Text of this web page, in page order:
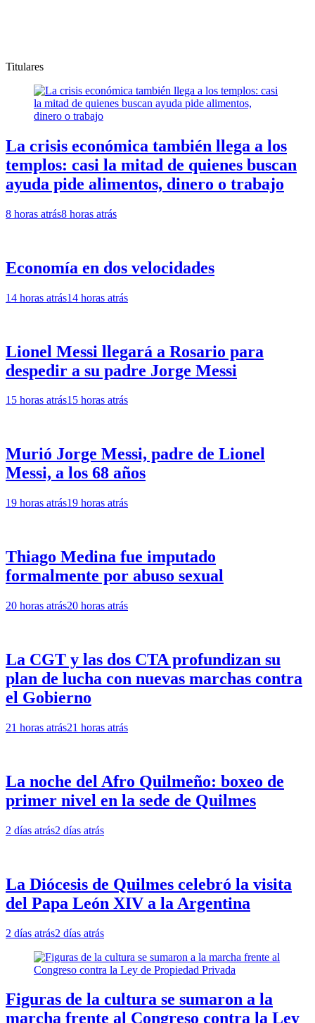
Titulares
La crisis económica también llega a los
templos: casi la mitad de quienes buscan
ayuda pide alimentos, dinero o trabajo
8 horas atrás8 horas atrás
Economía en dos velocidades
14 horas atrás14 horas atrás
Lionel Messi llegará a Rosario para
despedir a su padre Jorge Messi
15 horas atrás15 horas atrás
Murió Jorge Messi, padre de Lionel
Messi, a los 68 años
19 horas atrás19 horas atrás
Thiago Medina fue imputado
formalmente por abuso sexual
20 horas atrás20 horas atrás
La CGT y las dos CTA profundizan su
plan de lucha con nuevas marchas contra
el Gobierno
21 horas atrás21 horas atrás
La noche del Afro Quilmeño: boxeo de
primer nivel en la sede de Quilmes
2 días atrás2 días atrás
La Diócesis de Quilmes celebró la visita
del Papa León XIV a la Argentina
2 días atrás2 días atrás
Figuras de la cultura se sumaron a la
marcha frente al Congreso contra la Ley